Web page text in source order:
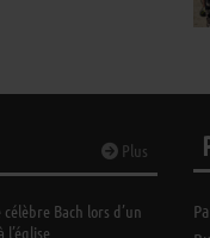
Plus
célèbre Bach lors d’un